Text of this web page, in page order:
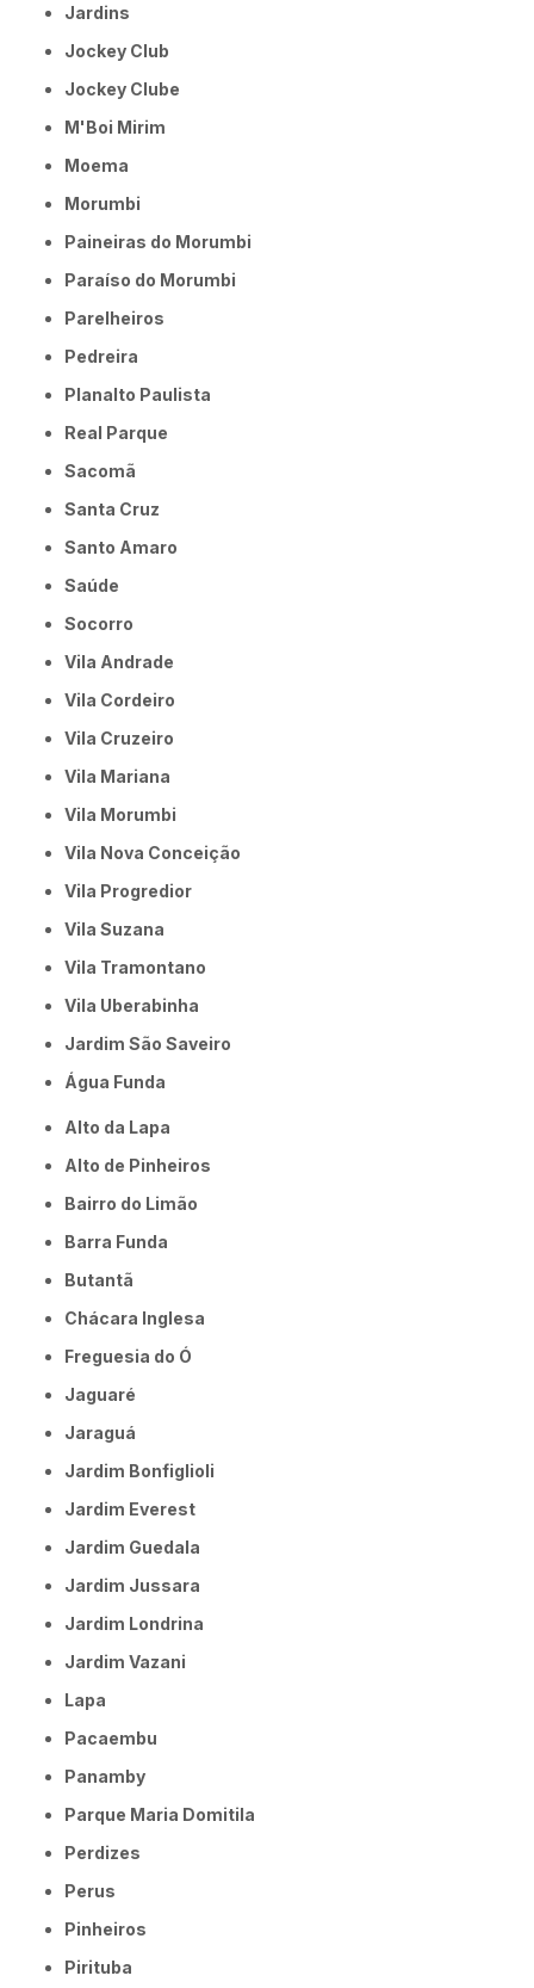
Jardins
Jockey Club
Jockey Clube
M'Boi Mirim
Moema
Morumbi
Paineiras do Morumbi
Paraíso do Morumbi
Parelheiros
Pedreira
Planalto Paulista
Real Parque
Sacomã
Santa Cruz
Santo Amaro
Saúde
Socorro
Vila Andrade
Vila Cordeiro
Vila Cruzeiro
Vila Mariana
Vila Morumbi
Vila Nova Conceição
Vila Progredior
Vila Suzana
Vila Tramontano
Vila Uberabinha
jardim São Saveiro
Água Funda
Alto da Lapa
Alto de Pinheiros
Bairro do Limão
Barra Funda
Butantã
Chácara Inglesa
Freguesia do Ó
Jaguaré
Jaraguá
Jardim Bonfiglioli
Jardim Everest
Jardim Guedala
Jardim Jussara
Jardim Londrina
Jardim Vazani
Lapa
Pacaembu
Panamby
Parque Maria Domitila
Perdizes
Perus
Pinheiros
Pirituba